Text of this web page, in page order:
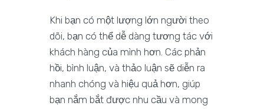
Khi bạn có một lượng lớn người theo
dõi, bạn có thể dễ dàng tương tác với
khách hàng của mình hơn. Các phản
hồi, bình luận, và thảo luận sẽ diễn ra
nhanh chóng và hiệu quả hơn, giúp
bạn nắm bắt được nhu cầu và mong